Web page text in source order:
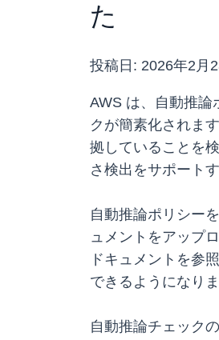
た
投稿日: 2026年2月
AWS は、自動推論
クが簡素化されま
拠していることを
さ検出をサポート
自動推論ポリシー
ュメントをアップ
ドキュメントを参
できるようになりま
自動推論チェック